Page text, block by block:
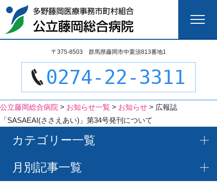
検
索:
〒375-8503 群馬県藤岡市中栗須813番地1
0274-22-3311
公立藤岡総合病院 > お知らせ一覧 > お知らせ > 広報誌
「SASAEAI(ささえあい)」第34号発刊について
カテゴリー一覧
月別記事一覧